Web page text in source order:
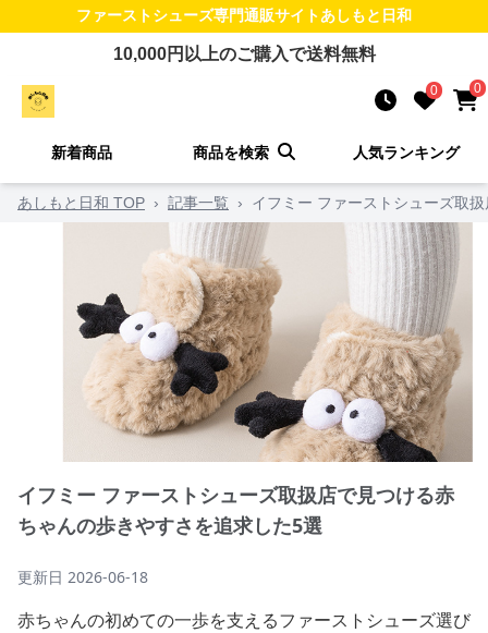
ファーストシューズ専門通販サイトあしもと日和
10,000円以上のご購入で送料無料
0 0
新着商品 商品を検索 人気ランキング
あしもと日和 TOP › 記事一覧 › イフミー ファーストシューズ取
イフミー ファーストシューズ取扱店で見つける赤
ちゃんの歩きやすさを追求した5選
更新日 2026-06-18
赤ちゃんの初めての一歩を支えるファーストシューズ選び